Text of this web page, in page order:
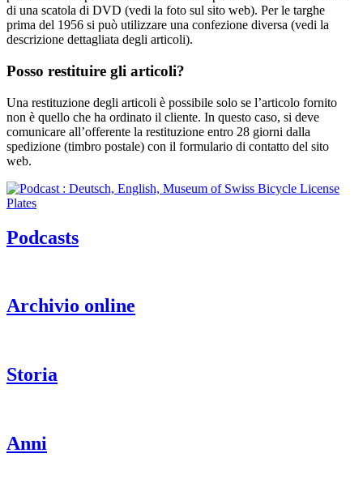
di una scatola di DVD (vedi la foto sul sito web). Per le targhe
prima del 1956 si può utilizzare una confezione diversa (vedi la
descrizione dettagliata degli articoli).
Posso restituire gli articoli?
Una restituzione degli articoli è possibile solo se l’articolo fornito
non è quello che ha ordinato il cliente. In questo caso, si deve
comunicare all’offerente la restituzione entro 28 giorni dalla
spedizione (timbro postale) con il formulario di contatto del sito
web.
Podcasts
Archivio online
Storia
Anni